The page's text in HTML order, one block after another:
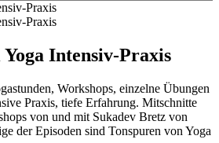
Praxis
Praxis
Intensiv-Praxis
Workshops, einzelne Übungen
Praxis, tiefe Erfahrung. Mitschnitte
von und mit Sukadev Bretz von
der Episoden sind Tonspuren von Yoga